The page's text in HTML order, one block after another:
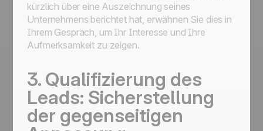
kürzlich über eine Auszeichnung seines
Unternehmens berichtet hat, erwähnen Sie dies in
Ihrem Gespräch, um Ihr Interesse und Ihre
Aufmerksamkeit zu zeigen.
3. Qualifizierung des
Leads: Sicherstellung
der gegenseitigen